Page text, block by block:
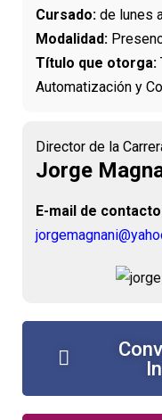
Cursado: de lunes
Modalidad:
Título que otorga:
Automatización y
Director de la
Jorge
E-mail de